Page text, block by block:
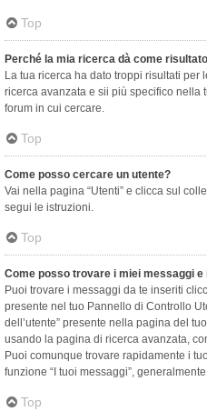
Top
Perché la mia ricerca dà come
La tua ricerca ha dato troppi risultati per
ricerca avanzata e sii più specifico nella
forum in cui cercare.
Top
Come posso cercare un utente?
Vai nella pagina “Utenti” e clicca sul
segui le istruzioni.
Top
Come posso trovare i miei messaggi e
Puoi trovare i messaggi da te inseriti
presente nel tuo Pannello di Controllo
dell’utente” presente nella pagina del
usando la pagina di ricerca avanzata,
Puoi comunque trovare rapidamente i
funzione “I tuoi messaggi”,
Top